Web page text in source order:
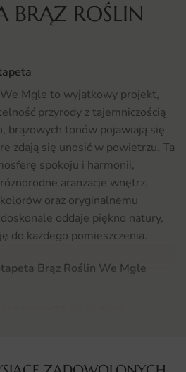
BRĄZ ROŚLIN
Mgle to wyjątkowy projekt,
przyrody z tajemniczością
brązowych tonów pojawiają się
zdają się unosić w powietrzu. Ta
spokoju i harmonii,
aranżacje wnętrz.
oraz oryginalnemu
oddaje piękno natury,
do każdego pomieszczenia.
Brąz Roślin We Mgle
Mgle to wszechstronny
wykorzystać w salonie, aby